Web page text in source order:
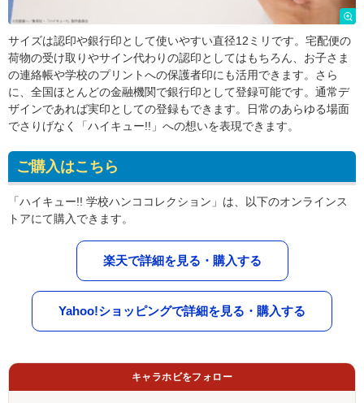
サイズは認印や銀行印として使いやすい直径12ミリです。宅配便の
荷物の受け取りやサイン代わりの認印としてはもちろん、お子さま
の連絡帳や学校のプリントへの保護者印にも活用できます。さら
に、全国ほとんどの金融機関で銀行印として登録可能です。通常デ
ザインであれば実印としての登録もできます。日常のあらゆる場面
でさりげなく「ハイキュー!!」への想いを表現できます。
ご購入はこちら
「ハイキュー!! 学校ハンココレクション」は、以下のオンラインス
トアにて購入できます。
楽天で詳細を見る・購入する
Yahoo!ショッピングで詳細を見る・購入する
キャラホビをフォロー